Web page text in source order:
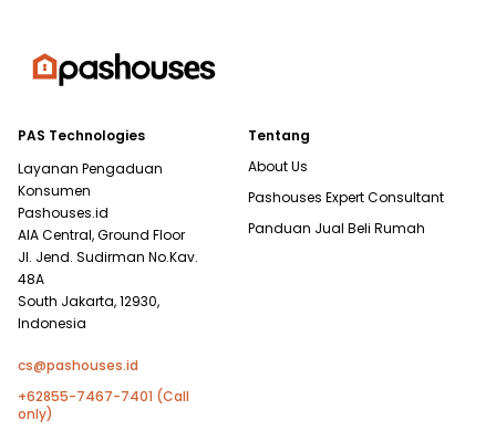
PAS Technologies
Layanan Pengaduan
Konsumen
Pashouses.id
AIA Central, Ground Floor
Jl. Jend. Sudirman No.Kav.
48A
South Jakarta, 12930,
Indonesia
cs@pashouses.id
+62855-7467-7401 (Call
only)
Tentang
About Us
Pashouses Expert Consultant
Panduan Jual Beli Rumah